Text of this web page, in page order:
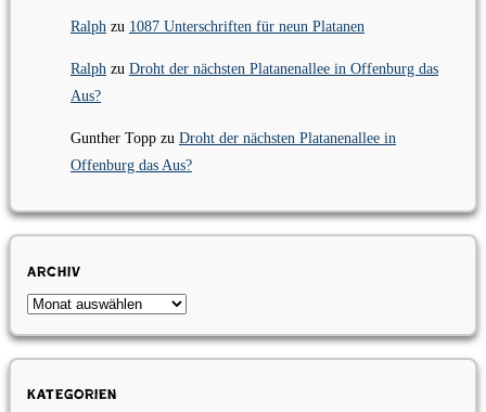
Ralph zu 1087 Unterschriften für neun Platanen
Ralph zu Droht der nächsten Platanenallee in Offenburg das
Aus?
Gunther Topp zu Droht der nächsten Platanenallee in
Offenburg das Aus?
Archiv
Archiv
Kategorien